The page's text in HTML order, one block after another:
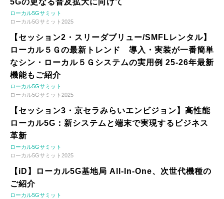
5Gの更なる普及拡大に向けて
ローカル5Gサミット
ローカル5Gサミット2025
【セッション2・スリーダブリュー/SMFLレンタル】
ローカル５Ｇの最新トレンド 導入・実装が一番簡単
なシン・ローカル５Ｇシステムの実用例 25-26年最新
機能もご紹介
ローカル5Gサミット
ローカル5Gサミット2025
【セッション3・京セラみらいエンビジョン】高性能
ローカル5G：新システムと端末で実現するビジネス
革新
ローカル5Gサミット
ローカル5Gサミット2025
【iD】ローカル5G基地局 All-In-One、次世代機種の
ご紹介
ローカル5Gサミット